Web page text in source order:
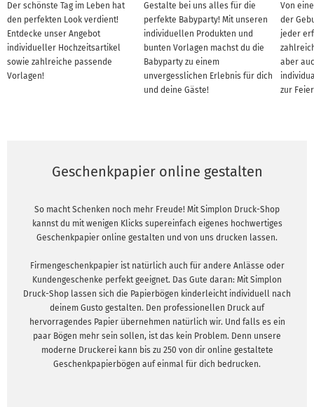
Der schönste Tag im Leben hat
den perfekten Look verdient!
Entdecke unser Angebot
individueller Hochzeitsartikel
sowie zahlreiche passende
Vorlagen!
Gestalte bei uns alles für die
perfekte Babyparty! Mit unseren
individuellen Produkten und
bunten Vorlagen machst du die
Babyparty zu einem
unvergesslichen Erlebnis für dich
und deine Gäste!
Von
der
jeder
aber
zur
Geschenkpapier online gestalten
So macht Schenken noch mehr Freude! Mit Simplon Druck-Shop
kannst du mit wenigen Klicks supereinfach eigenes hochwertiges
Geschenkpapier online gestalten und von uns drucken lassen.
Firmengeschenkpapier ist natürlich auch für andere Anlässe oder
Kundengeschenke perfekt geeignet. Das Gute daran: Mit Simplon
Druck-Shop lassen sich die Papierbögen kinderleicht individuell nach
deinem Gusto gestalten. Den professionellen Druck auf
hervorragendes Papier übernehmen natürlich wir. Und falls es ein
paar Bögen mehr sein sollen, ist das kein Problem. Denn unsere
moderne Druckerei kann bis zu 250 von dir online gestaltete
Geschenkpapierbögen auf einmal für dich bedrucken.